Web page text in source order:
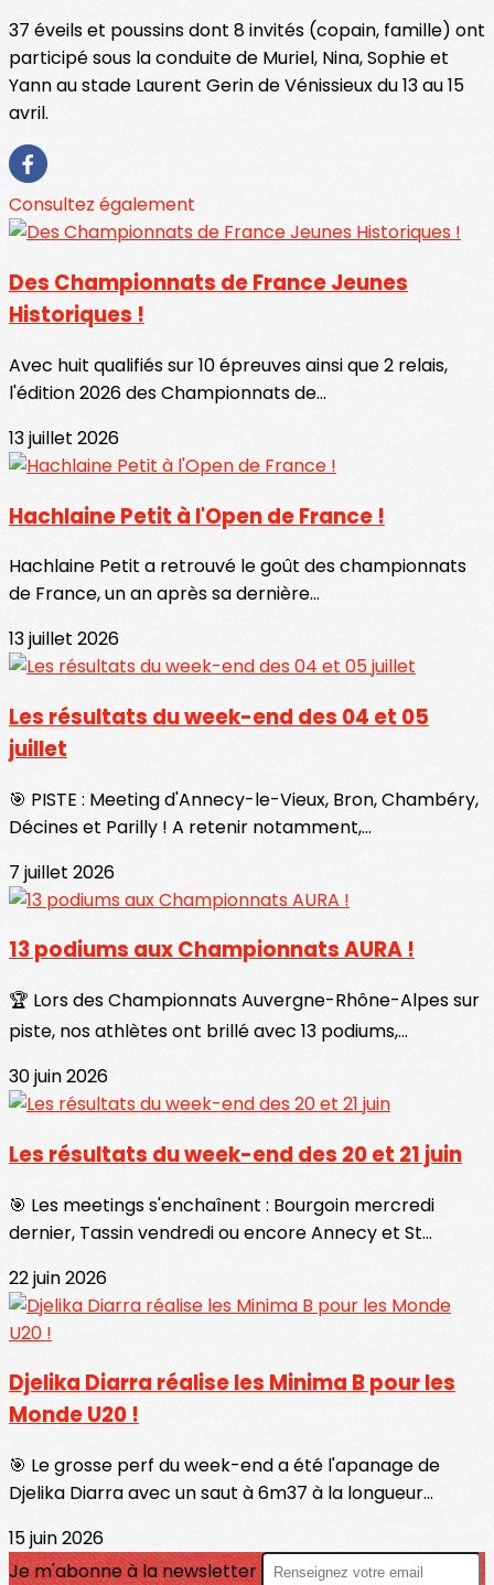
37 éveils et poussins dont 8 invités (copain, famille) ont
participé sous la conduite de Muriel, Nina, Sophie et
Yann au stade Laurent Gerin de Vénissieux du 13 au 15
avril.
Consultez également
Des Championnats de France Jeunes
Historiques !
Avec huit qualifiés sur 10 épreuves ainsi que 2 relais,
l'édition 2026 des Championnats de...
13 juillet 2026
Hachlaine Petit à l'Open de France !
Hachlaine Petit a retrouvé le goût des championnats
de France, un an après sa dernière...
13 juillet 2026
Les résultats du week-end des 04 et 05
juillet
🎯 PISTE : Meeting d'Annecy-le-Vieux, Bron, Chambéry,
Décines et Parilly ! A retenir notamment,...
7 juillet 2026
13 podiums aux Championnats AURA !
🏆 Lors des Championnats Auvergne-Rhône-Alpes sur
piste, nos athlètes ont brillé avec 13 podiums,...
30 juin 2026
Les résultats du week-end des 20 et 21 juin
🎯 Les meetings s'enchaînent : Bourgoin mercredi
dernier, Tassin vendredi ou encore Annecy et St...
22 juin 2026
Djelika Diarra réalise les Minima B pour les
Monde U20 !
🎯 Le grosse perf du week-end a été l'apanage de
Djelika Diarra avec un saut à 6m37 à la longueur...
15 juin 2026
Je m'abonne à la newsletter